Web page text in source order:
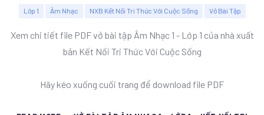
Lớp 1 Âm Nhạc NXB Kết Nối Tri Thức Với Cuộc Sống Vở Bài Tập
Xem chi tiết file PDF vở bài tập Âm Nhạc 1 - Lớp 1 của nhà xuất
bản Kết Nối Tri Thức Với Cuộc Sống
Hãy kéo xuống cuối trang để download file PDF